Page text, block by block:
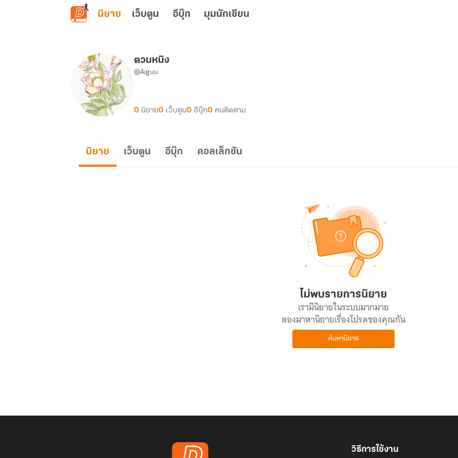
ข้ามไปยังเนื้อหาหลัก
นิยาย เว็บตูน อีบุ๊ก มุมนักเขียน
ตวนหนิง
@Aiguu
0 นิยาย0 เว็บตูน0 อีบุ๊ก0 คนติดตาม
นิยาย เว็บตูน อีบุ๊ก คอลเล็กชัน
ไม่พบรายการนิยาย
เรามีนิยายในระบบมากมาย
ลองมาหานิยายเรื่องโปรดของคุณกัน
ค้นหานิยาย
วิธีการใช้งาน